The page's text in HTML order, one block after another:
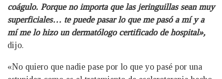
coágulo. Porque no importa que las jeringuillas sean muy
superficiales… te puede pasar lo que me pasó a mí y a
mí me lo hizo un dermatólogo certificado de hospital»,
dijo.
«No quiero que nadie pase por lo que yo pasé por una